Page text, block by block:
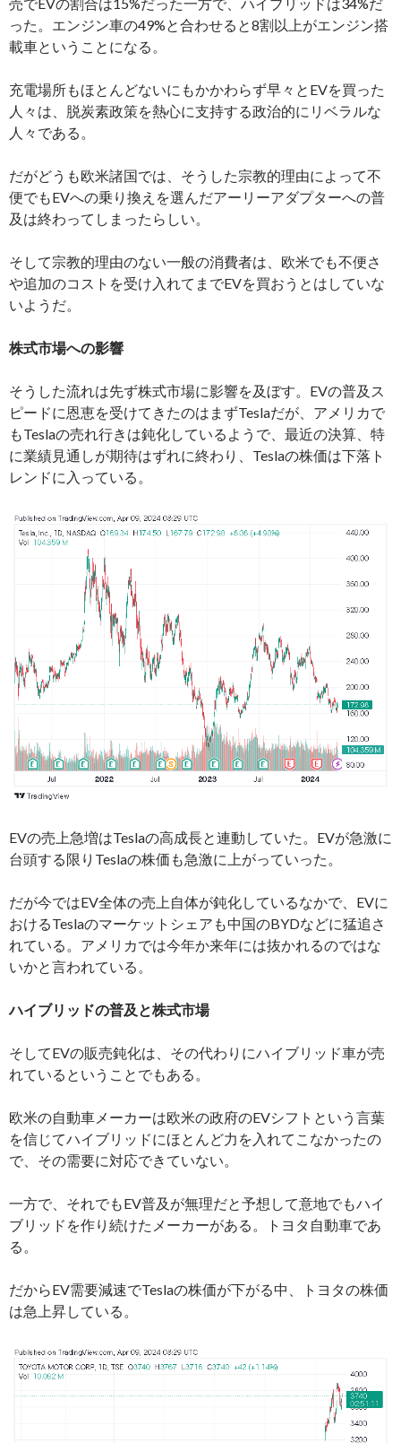
った。エンジン車の49%と合わせると8割以上がエンジン搭
載車ということになる。
充電場所もほとんどないにもかかわらず早々とEVを買った
人々は、脱炭素政策を熱心に支持する政治的にリベラルな
人々である。
だがどうも欧米諸国では、そうした宗教的理由によって不
便でもEVへの乗り換えを選んだアーリーアダプターへの普
及は終わってしまったらしい。
そして宗教的理由のない一般の消費者は、欧米でも不便さ
や追加のコストを受け入れてまでEVを買おうとはしていな
いようだ。
株式市場への影響
そうした流れは先ず株式市場に影響を及ぼす。EVの普及ス
ピードに恩恵を受けてきたのはまずTeslaだが、アメリカで
もTeslaの売れ行きは鈍化しているようで、最近の決算、特
に業績見通しが期待はずれに終わり、Teslaの株価は下落ト
レンドに入っている。
EVの売上急増はTeslaの高成長と連動していた。EVが急激に
台頭する限りTeslaの株価も急激に上がっていった。
だが今ではEV全体の売上自体が鈍化しているなかで、EVに
おけるTeslaのマーケットシェアも中国のBYDなどに猛追さ
れている。アメリカでは今年か来年には抜かれるのではな
いかと言われている。
ハイブリッドの普及と株式市場
そしてEVの販売鈍化は、その代わりにハイブリッド車が売
れているということでもある。
欧米の自動車メーカーは欧米の政府のEVシフトという言葉
を信じてハイブリッドにほとんど力を入れてこなかったの
で、その需要に対応できていない。
一方で、それでもEV普及が無理だと予想して意地でもハイ
ブリッドを作り続けたメーカーがある。トヨタ自動車であ
る。
だからEV需要減速でTeslaの株価が下がる中、トヨタの株価
は急上昇している。